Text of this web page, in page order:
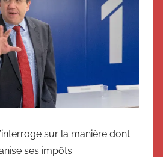
sur la manière dont
ses impôts.